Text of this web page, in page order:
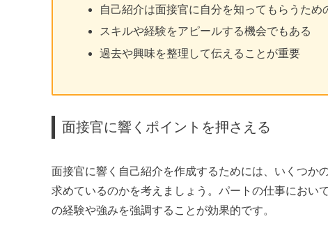
自己紹介は面接官に自分を知ってもらうため
スキルや経験をアピールする機会でもある
過去や興味を整理して伝えることが重要
面接官に響くポイントを押さえる
面接官に響く自己紹介を作成するためには、いくつか
求めているのかを考えましょう。パートの仕事におい
の経験や強みを強調することが効果的です。